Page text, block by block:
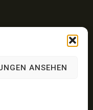
ANSEHEN